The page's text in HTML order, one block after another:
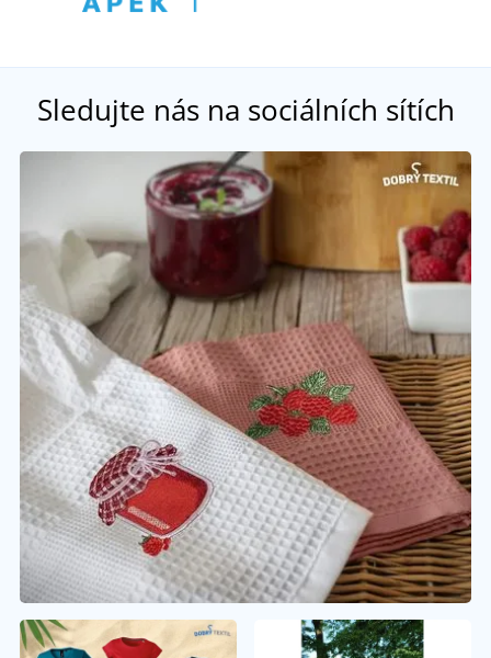
Sledujte nás na sociálních sítích